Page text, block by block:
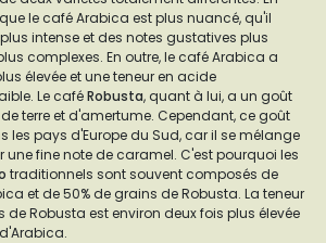
le café Arabica est plus nuancé, qu'il
intense et des notes gustatives plus
complexes. En outre, le café Arabica a
élevée et une teneur en acide
Le caféRobusta, quant à lui, a un goût
terre et d'amertume. Cependant, ce goût
les pays d'Europe du Sud, car il se mélange
une fine note de caramel. C'est pourquoi les
traditionnels sont souvent composés de
et de 50% de grains de Robusta. La teneur
Robusta est environ deux fois plus élevée